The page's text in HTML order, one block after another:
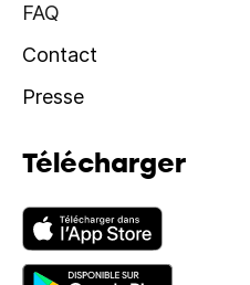
FAQ
Contact
Presse
Télécharger